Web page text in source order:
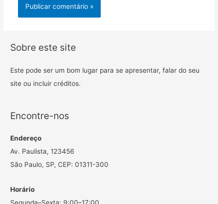
Sobre este site
Este pode ser um bom lugar para se apresentar, falar do seu
site ou incluir créditos.
Encontre-nos
Endereço
Av. Paulista, 123456
São Paulo, SP, CEP: 01311-300
Horário